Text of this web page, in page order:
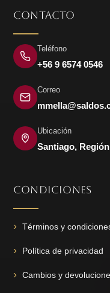
CONTACTO
Teléfono
+56 9 6574 0546
Correo
Ubicación
Santiago,
CONDICIONES
Términos y
Política de privacidad
Cambios y